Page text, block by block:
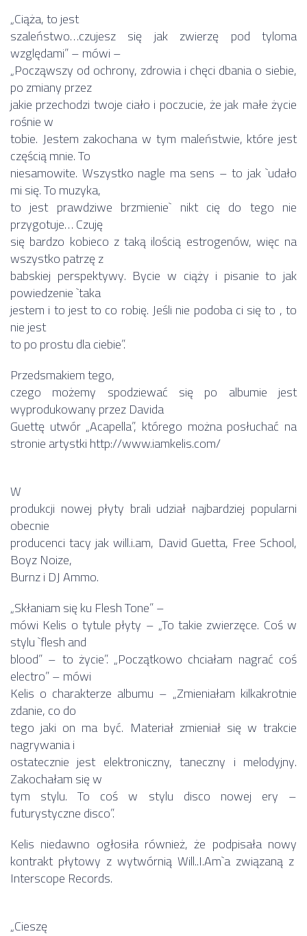
„Ciąża, to jest
szaleństwo…czujesz się jak zwierzę pod tyloma
względami” – mówi –
„Począwszy od ochrony, zdrowia i chęci dbania o siebie,
po zmiany przez
jakie przechodzi twoje ciało i poczucie, że jak małe życie
rośnie w
tobie. Jestem zakochana w tym maleństwie, które jest
częścią mnie. To
niesamowite. Wszystko nagle ma sens – to jak `udało
mi się. To muzyka,
to jest prawdziwe brzmienie` nikt cię do tego nie
przygotuje… Czuję
się bardzo kobieco z taką ilością estrogenów, więc na
wszystko patrzę z
babskiej perspektywy. Bycie w ciąży i pisanie to jak
powiedzenie `taka
jestem i to jest to co robię. Jeśli nie podoba ci się to , to
nie jest
to po prostu dla ciebie”.
Przedsmakiem tego,
czego możemy spodziewać się po albumie jest
wyprodukowany przez Davida
Guettę utwór „Acapella”, którego można posłuchać na
stronie artystkihttp://www.iamkelis.com/
W
produkcji nowej płyty brali udział najbardziej popularni
obecnie
producenci tacy jak will.i.am, David Guetta, Free School,
Boyz Noize,
Burnz i DJ Ammo.
„Skłaniam się ku Flesh Tone” –
mówi Kelis o tytule płyty – „To takie zwierzęce. Coś w
stylu `flesh and
blood” – to życie”. „Początkowo chciałam nagrać coś
electro” – mówi
Kelis o charakterze albumu – „Zmieniałam kilkakrotnie
zdanie, co do
tego jaki on ma być. Materiał zmieniał się w trakcie
nagrywania i
ostatecznie jest elektroniczny, taneczny i melodyjny.
Zakochałam się w
tym stylu. To coś w stylu disco nowej ery –
futurystyczne disco”.
Kelis niedawno ogłosiła również, że podpisała nowy
kontrakt płytowy z wytwórnią Will..I.Am`a związaną z
Interscope Records.
„Cieszę